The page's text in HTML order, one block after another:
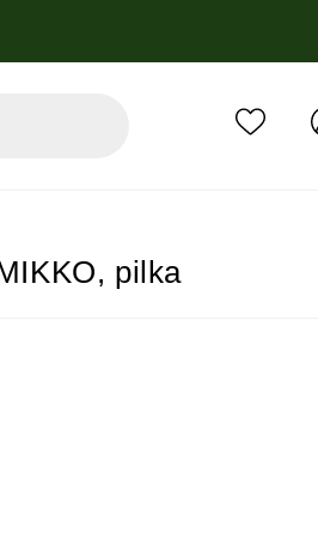
pilka
sudarymo mokestis – 3%,